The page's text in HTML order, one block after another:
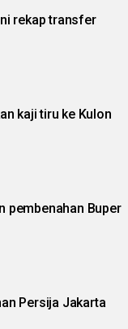
rekap transfer
kaji tiru ke Kulon
pembenahan Buper
Persija Jakarta